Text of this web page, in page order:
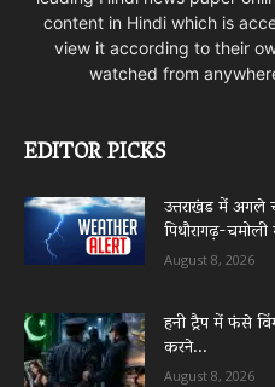
content in Hindi which is
view it according to their
watched from
EDITOR PICKS
उत्तराखंड में अगले
पिथौरागढ़-
August 8, 2026
हनी ट्रैप में फंसे
करने...
August 8, 2026